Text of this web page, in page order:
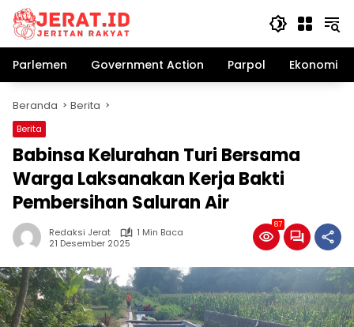
Langsung
konten
Parlemen
Government Action Parpol Ekonomi
Beranda Berita
Berita
Babinsa Kelurahan Turi Bersama
Warga Laksanakan Kerja Bakti
Pembersihan Saluran Air
Redaksi Jerat
1 Min Baca
21 Desember 2025
87